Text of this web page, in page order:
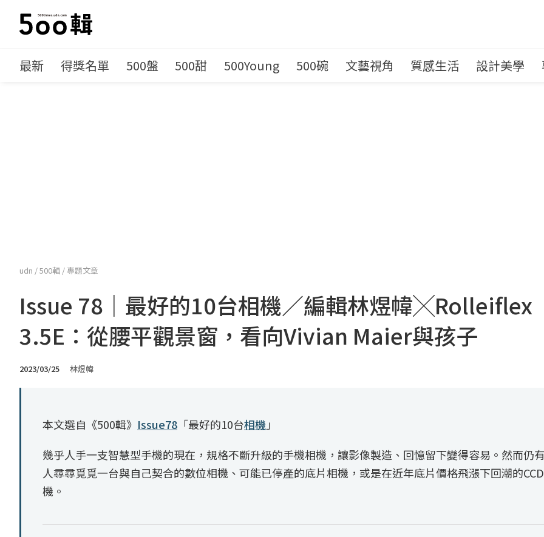
最新 得獎名單 500盤 500甜 500Young 500碗 文藝視角 質感生活 設計美學
udn /500輯 /專題文章
Issue 78｜最好的10台相機／編輯林煜幃╳Rolleiflex
3.5E：從腰平觀景窗，看向Vivian Maier與孩子
2023/03/25 林煜幃
本文選自《500輯》 Issue78 「最好的10台相機 」
幾乎人手一支智慧型手機的現在，規格不斷升級的手機相機，讓影像製造、回憶留下變得容易。然而仍
人尋尋覓覓一台與自己契合的數位相機、可能已停產的底片相機，或是在近年底片價格飛漲下回潮的
機。